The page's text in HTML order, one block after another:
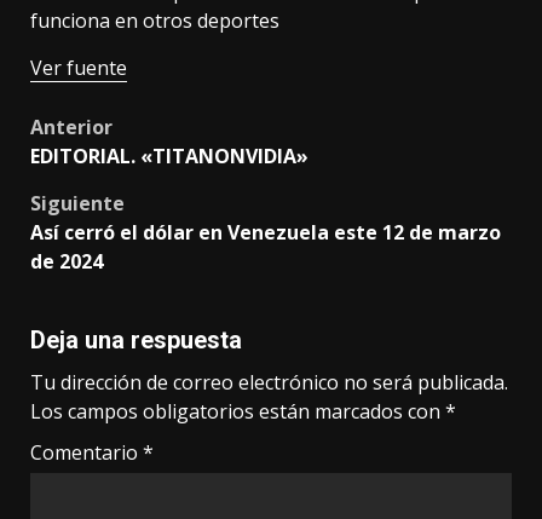
funciona en otros deportes
Ver fuente
Post
Anterior
EDITORIAL. «TITANONVIDIA»
Siguiente
Así cerró el dólar en Venezuela este 12 de marzo
de 2024
Deja una respuesta
Tu dirección de correo electrónico no será publicada.
Los campos obligatorios están marcados con *
Comentario *